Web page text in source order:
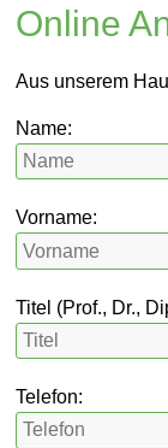
Online
Aus unserem
Name:
Vorname:
Titel (Prof., Dr.,
Telefon: